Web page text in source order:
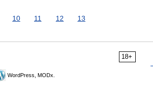
10 11 12 13
18+
WordPress, MODx.